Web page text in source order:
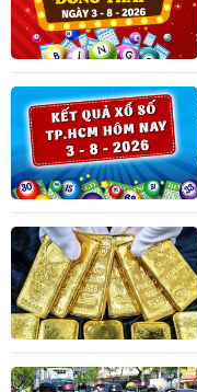
Tin nổi bật